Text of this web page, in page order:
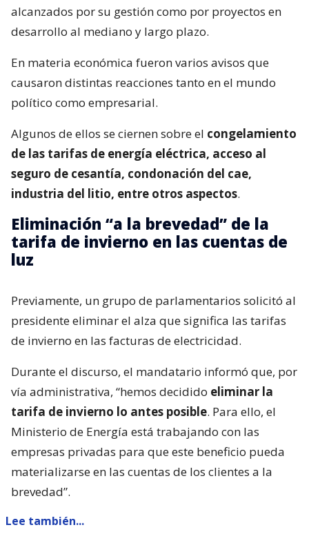
alcanzados por su gestión como por proyectos en
desarrollo al mediano y largo plazo.
En materia económica fueron varios avisos que
causaron distintas reacciones tanto en el mundo
político como empresarial.
Algunos de ellos se ciernen sobre el congelamiento
de las tarifas de energía eléctrica, acceso al
seguro de cesantía, condonación del cae,
industria del litio, entre otros aspectos.
Eliminación “a la brevedad” de la
tarifa de invierno en las cuentas de
luz
Previamente, un grupo de parlamentarios solicitó al
presidente eliminar el alza que significa las tarifas
de invierno en las facturas de electricidad.
Durante el discurso, el mandatario informó que, por
vía administrativa, “hemos decidido eliminar la
tarifa de invierno lo antes posible. Para ello, el
Ministerio de Energía está trabajando con las
empresas privadas para que este beneficio pueda
materializarse en las cuentas de los clientes a la
brevedad”.
Lee también...